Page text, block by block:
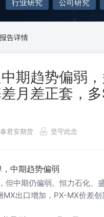
报告详情
期趋势偏弱
月差正套，
君安期货 坚守此念
中期趋势偏弱
但中期仍偏弱。恒力石化
出口增加，PX-MX价差